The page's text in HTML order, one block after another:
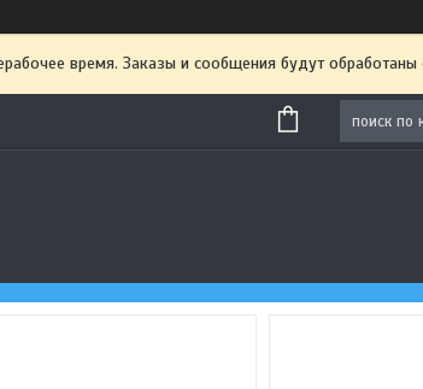
время. Заказы и сообщения будут